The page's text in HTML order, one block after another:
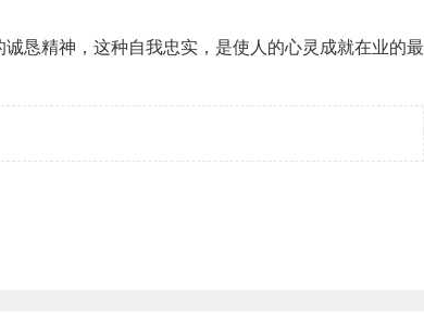
恳精神，这种自我忠实，是使人的心灵成就在业的最